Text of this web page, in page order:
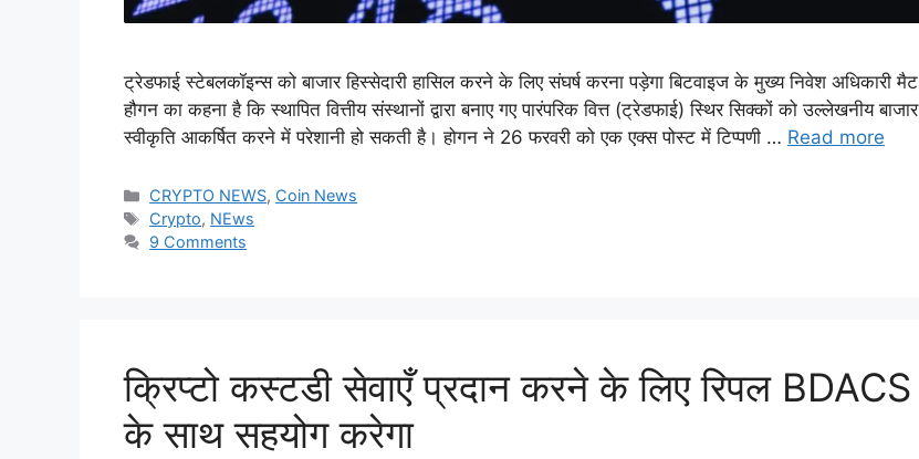
ट्रेडफाई स्टेबलकॉइन्स को बाजार हिस्सेदारी हासिल करने के लिए संघर्ष करना पड़ेगा बिटवाइज के मुख्य निवेश अधिकारी मैट
हौगन का कहना है कि स्थापित वित्तीय संस्थानों द्वारा बनाए गए पारंपरिक वित्त (ट्रेडफाई) स्थिर सिक्कों को उल्लेखनीय बाजार
स्वीकृति आकर्षित करने में परेशानी हो सकती है। होगन ने 26 फरवरी को एक एक्स पोस्ट में टिप्पणी … Read more
Categories
CRYPTO NEWS, Coin News
Tags
Crypto, NEws
9 Comments
क्रिप्टो कस्टडी सेवाएँ प्रदान करने के लिए रिपल BDACS
के साथ सहयोग करेगा